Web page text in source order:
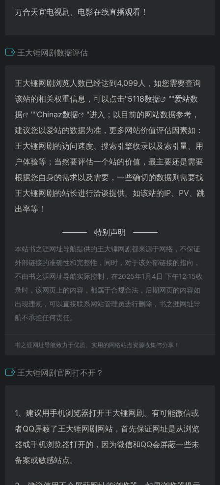
万合天宜电视剧、电影在线直播观看！
王大锤网剧数据评估
王大锤网剧浏览人数已经达到4,099人，如您需要查询
该站的相关权重信息，可以点击"5118数据 ""爱站数
据
""Chinaz数据
"进入；以目前的网站数据参考，
建议您以爱站的数据为准，更多网站价值评估因素如：
王大锤网剧的访问速度、搜索引擎收录以及索引量、用
户体验等；当然要评估一个站的价值，最主要还是需要
根据您自身的需求以及需要，一些确切的数据则需要找
王大锤网剧的站长进行洽谈提供。如该站的IP、PV、跳
出率等！
特别声明
本站书之涯网址导航提供的王大锤网剧都来源于网络，不保证
外部链接的准确性和完整性，同时，对于该外部链接的指向，
不由书之涯网址导航实际控制，在2025年1月4日 下午12:15收
录时，该网页上的内容，都属于合规合法，后期网页的内容如
出现违规，可以直接联系网站管理员进行删除，书之涯网址导
航不承担任何责任。
书之涯网址导航致力于优质、实用的网络站点资源收集与分享！
王大锤网剧官网打不开？
1、建议用手机浏览器打开王大锤网剧。有可能微信或
者QQ屏蔽了王大锤网剧网站，首先保证网址是从浏览
器或手机浏览器打开的，因为微信和QQ会屏蔽一些未
备案或敏感站点。